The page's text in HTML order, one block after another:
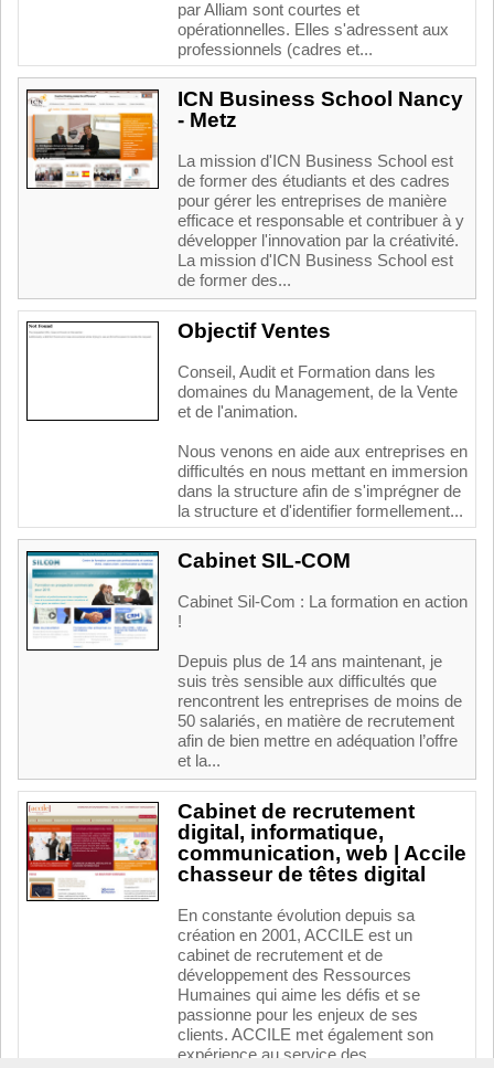
par Alliam sont courtes et
opérationnelles. Elles s'adressent aux
professionnels (cadres et...
ICN Business School Nancy
- Metz
La mission d'ICN Business School est
de former des étudiants et des cadres
pour gérer les entreprises de manière
efficace et responsable et contribuer à y
développer l'innovation par la créativité.
La mission d'ICN Business School est
de former des...
Objectif Ventes
Conseil, Audit et Formation dans les
domaines du Management, de la Vente
et de l'animation.
Nous venons en aide aux entreprises en
difficultés en nous mettant en immersion
dans la structure afin de s'imprégner de
la structure et d'identifier formellement...
Cabinet SIL-COM
Cabinet Sil-Com : La formation en action
!
Depuis plus de 14 ans maintenant, je
suis très sensible aux difficultés que
rencontrent les entreprises de moins de
50 salariés, en matière de recrutement
afin de bien mettre en adéquation l’offre
et la...
Cabinet de recrutement
digital, informatique,
communication, web | Accile
chasseur de têtes digital
En constante évolution depuis sa
création en 2001, ACCILE est un
cabinet de recrutement et de
développement des Ressources
Humaines qui aime les défis et se
passionne pour les enjeux de ses
clients. ACCILE met également son
expérience au service des...